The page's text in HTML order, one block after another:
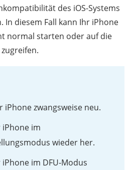
des iOS-Systems
In diesem Fall kann Ihr iPhone
normal starten oder auf die
iPhone zwangsweise neu.
iPhone im
wieder her.
iPhone im DFU-Modus